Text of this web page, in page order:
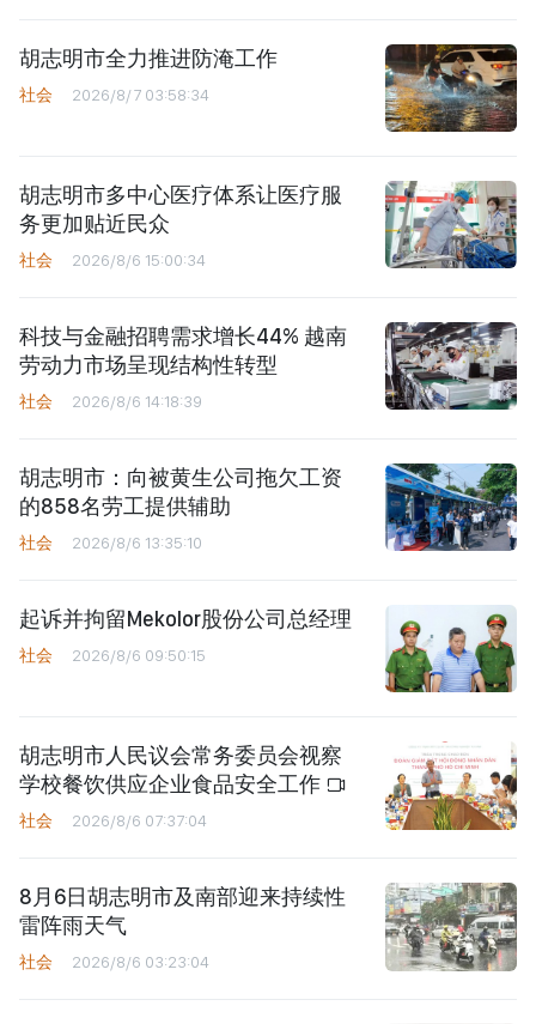
胡志明市全力推进防淹工作
社会 2026/8/7 03:58:34
胡志明市多中心医疗体系让医疗服
务更加贴近民众
社会 2026/8/6 15:00:34
科技与金融招聘需求增长44% 越南
劳动力市场呈现结构性转型
社会 2026/8/6 14:18:39
胡志明市：向被黄生公司拖欠工资
的858名劳工提供辅助
社会 2026/8/6 13:35:10
起诉并拘留Mekolor股份公司总经理
社会 2026/8/6 09:50:15
胡志明市人民议会常务委员会视察
学校餐饮供应企业食品安全工作
社会 2026/8/6 07:37:04
8月6日胡志明市及南部迎来持续性
雷阵雨天气
社会 2026/8/6 03:23:04